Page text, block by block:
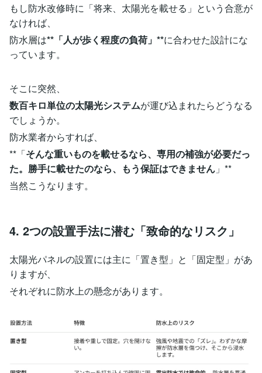
もし防水改修時に「将来、太陽光を載せる」という合意が
なければ、
防水層は**「人が歩く程度の負荷」**に合わせた設計にな
っています。
そこに突然、
数百キロ単位の太陽光システムが運び込まれたらどうなる
でしょうか。
防水業者からすれば、
**「そんな重いものを載せるなら、専用の補強が必要だっ
た。勝手に載せたのなら、もう保証はできません 」**
当然こうなります。
4. 2つの設置手法に潜む「致命的なリスク」
太陽光パネルの設置には主に「置き型」と「固定型」があ
りますが、
それぞれに防水上の懸念があります。